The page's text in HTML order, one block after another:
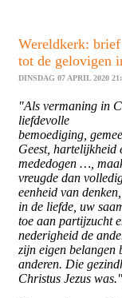
Wereldkerk:
tot de gelovigen
DINSDAG 07 APRIL 2020
"Als vermaning in
liefdevolle
bemoediging,
Geest, hartelijkheid
mededogen …,
vreugde dan
eenheid van
in de liefde, uw
toe aan partijzucht
nederigheid de
zijn eigen belangen
anderen. Die
Christus Jezus